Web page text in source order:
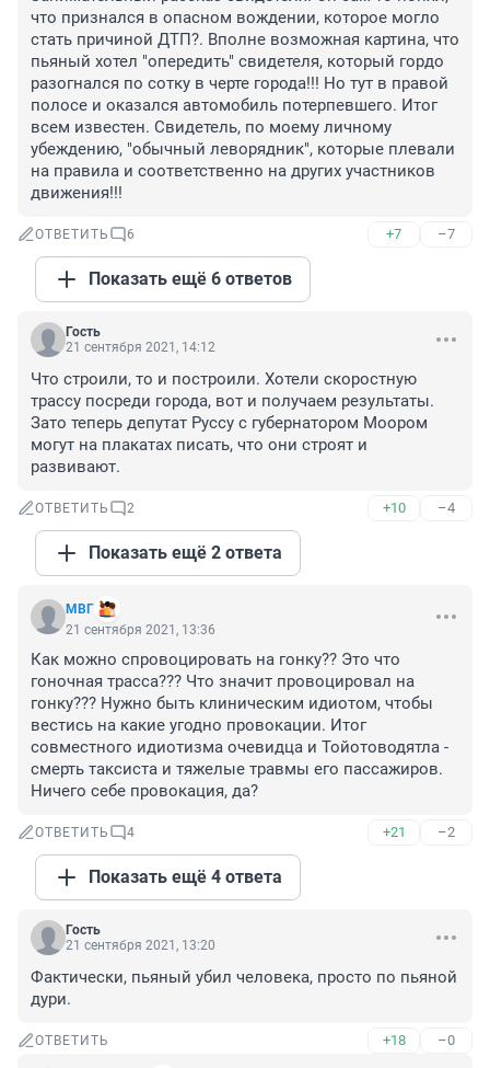
что признался в опасном вождении, которое могло
стать причиной ДТП?. Вполне возможная картина, что
пьяный хотел "опередить" свидетеля, который гордо
разогнался по сотку в черте города!!! Но тут в правой
полосе и оказался автомобиль потерпевшего. Итог
всем известен. Свидетель, по моему личному
убеждению, "обычный леворядник", которые плевали
на правила и соответственно на других участников
движения!!!
ОТВЕТИТЬ 6 +7 –7
Показать ещё 6 ответов
Гость
21 сентября 2021, 14:12
Что строили, то и построили. Хотели скоростную
трассу посреди города, вот и получаем результаты.
Зато теперь депутат Руссу с губернатором Моором
могут на плакатах писать, что они строят и
развивают.
ОТВЕТИТЬ 2 +10 –4
Показать ещё 2 ответа
МВГ
21 сентября 2021, 13:36
Как можно спровоцировать на гонку?? Это что
гоночная трасса??? Что значит провоцировал на
гонку??? Нужно быть клиническим идиотом, чтобы
вестись на какие угодно провокации. Итог
совместного идиотизма очевидца и Тойотоводятла -
смерть таксиста и тяжелые травмы его пассажиров.
Ничего себе провокация, да?
ОТВЕТИТЬ 4 +21 –2
Показать ещё 4 ответа
Гость
21 сентября 2021, 13:20
Фактически, пьяный убил человека, просто по пьяной
дури.
ОТВЕТИТЬ +18 –0